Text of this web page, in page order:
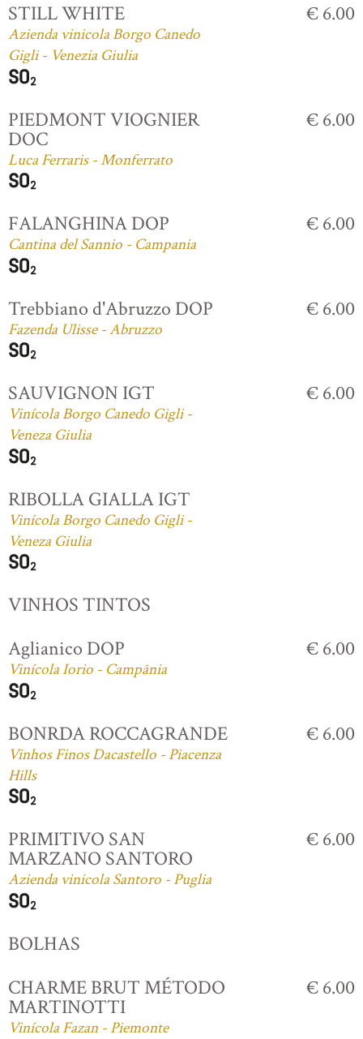
STILL WHITE
Azienda vinicola Borgo Canedo
Gigli - Venezia Giulia
€ 6.00
PIEDMONT VIOGNIER
DOC
Luca Ferraris - Monferrato
€ 6.00
FALANGHINA DOP
Cantina del Sannio - Campania
€ 6.00
Trebbiano d'Abruzzo DOP
Fazenda Ulisse - Abruzzo
€ 6.00
SAUVIGNON IGT
Vinícola Borgo Canedo Gigli -
Veneza Giulia
€ 6.00
RIBOLLA GIALLA IGT
Vinícola Borgo Canedo Gigli -
Veneza Giulia
VINHOS TINTOS
Aglianico DOP
Vinícola Iorio - Campânia
€ 6.00
BONRDA ROCCAGRANDE
Vinhos Finos Dacastello - Piacenza
Hills
€ 6.00
PRIMITIVO SAN
MARZANO SANTORO
Azienda vinicola Santoro - Puglia
€ 6.00
BOLHAS
CHARME BRUT MÉTODO
MARTINOTTI
Vinícola Fazan - Piemonte
€ 6.00